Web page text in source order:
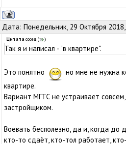
Дата: Понедельник, 29 Октября
Цитата сосед ( )
Так я и написал - "в квартире".
Это понятно
но мне не нужна
квартире.
Вариант МГТС не устраивает
застройщиком.
Воевать бесполезно, да и, когда до
кто-то сдаёт, кто-тол работает,